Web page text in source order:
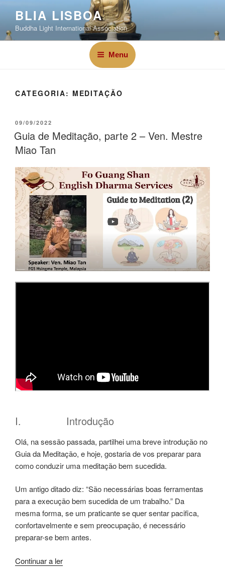
BLIA LISBOA
Buddha Light International Association
Menu
CATEGORIA: MEDITAÇÃO
09/09/2022
Guia de Meditação, parte 2 – Ven. Mestre
Miao Tan
I. Introdução
Olá, na sessão passada, partilhei uma breve introdução no
Guia da Meditação, e hoje, gostaria de vos preparar para
como conduzir uma meditação bem sucedida.
Um antigo ditado diz: “São necessárias boas ferramentas
para a execução bem sucedida de um trabalho.” Da
mesma forma, se um praticante se quer sentar pacifica,
confortavelmente e sem preocupação, é necessário
preparar-se bem antes.
Continuar a ler